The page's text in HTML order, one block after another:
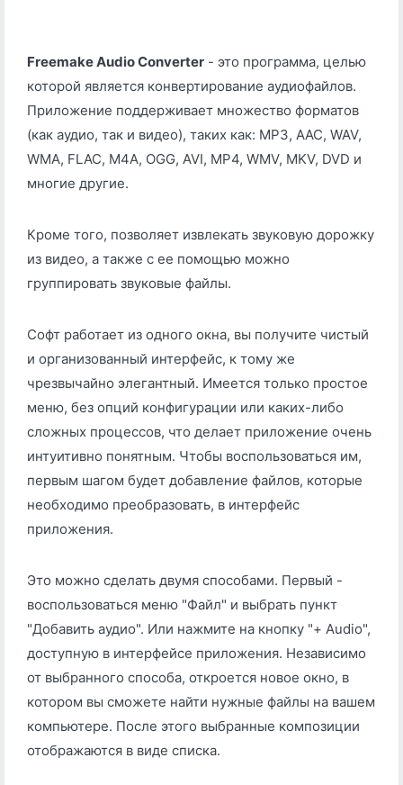
Freemake Audio Converter - это программа, целью
которой является конвертирование аудиофайлов.
Приложение поддерживает множество форматов
(как аудио, так и видео), таких как: MP3, AAC, WAV,
WMA, FLAC, M4A, OGG, AVI, MP4, WMV, MKV, DVD и
многие другие.
Кроме того, позволяет извлекать звуковую дорожку
из видео, а также с ее помощью можно
группировать звуковые файлы.
Софт работает из одного окна, вы получите чистый
и организованный интерфейс, к тому же
чрезвычайно элегантный. Имеется только простое
меню, без опций конфигурации или каких-либо
сложных процессов, что делает приложение очень
интуитивно понятным. Чтобы воспользоваться им,
первым шагом будет добавление файлов, которые
необходимо преобразовать, в интерфейс
приложения.
Это можно сделать двумя способами. Первый -
воспользоваться меню "Файл" и выбрать пункт
"Добавить аудио". Или нажмите на кнопку "+ Audio",
доступную в интерфейсе приложения. Независимо
от выбранного способа, откроется новое окно, в
котором вы сможете найти нужные файлы на вашем
компьютере. После этого выбранные композиции
отображаются в виде списка.